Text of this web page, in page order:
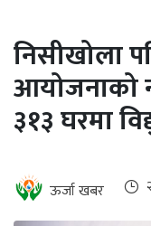
खबर
हरित
हाइड्रोजन
सम्पादकीय
निसीखोला
आयोजनाको
३१३ घरमा
ऊर्जा खबर